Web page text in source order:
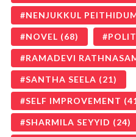
NENJUKKUL
NOVEL (68)
RAMADEVI
SANTHA SEELA (21)
SELF IMPROVEMENT
SHARMILA SEYYID (24)